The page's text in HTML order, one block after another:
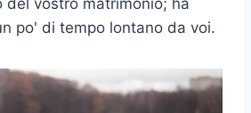
del vostro matrimonio; ha
po' di tempo lontano da voi.